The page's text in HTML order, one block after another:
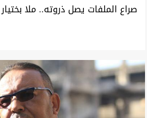
صراع الملفات يصل ذروته.. ملا